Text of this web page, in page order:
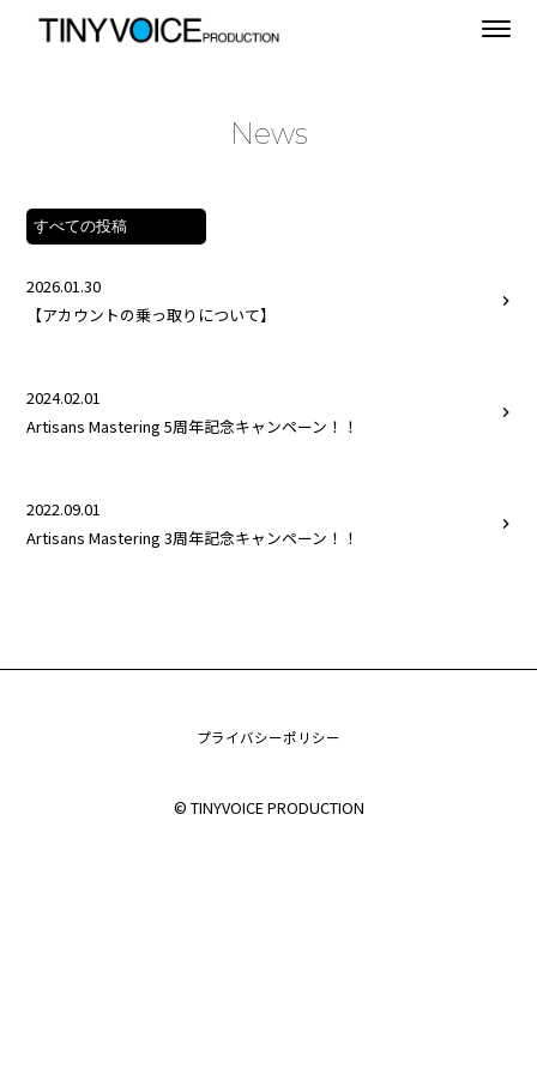
News
2026.01.30
【アカウントの乗っ取りについて】
2024.02.01
Artisans Mastering 5周年記念キャンペーン！！
2022.09.01
Artisans Mastering 3周年記念キャンペーン！！
プライバシーポリシー
© TINYVOICE PRODUCTION